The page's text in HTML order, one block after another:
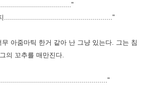
......................................................"
아줌마틱 한거 같아 난 그냥 있는다.
그는 침
의 꼬추를 매만진다.